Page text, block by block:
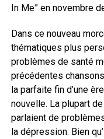
In Me” en novembre
Dans ce nouveau
thématiques plus
problèmes de santé
précédentes
la parfaite fin d’une
nouvelle. La plupart
parlaient de
la dépression. Bien